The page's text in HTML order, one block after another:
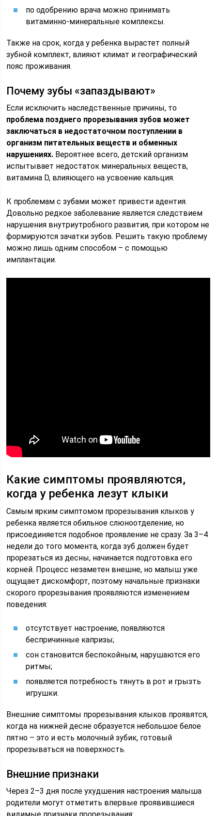
по одобрению врача можно принимать
витаминно-минеральные комплексы.
Также на срок, когда у ребенка вырастет полный
зубной комплект, влияют климат и географический
пояс проживания.
Почему зубы «запаздывают»
Если исключить наследственные причины, то
проблема позднего прорезывания зубов может
заключаться в недостаточном поступлении в
организм питательных веществ и обменных
нарушениях. Вероятнее всего, детский организм
испытывает недостаток минеральных веществ,
витамина D, влияющего на усвоение кальция.
К проблемам с зубами может привести адентия.
Довольно редкое заболевание является следствием
нарушения внутриутробного развития, при котором не
формируются зачатки зубов. Решить такую проблему
можно лишь одним способом – с помощью
имплантации.
Какие симптомы проявляются,
когда у ребенка лезут клыки
Самым ярким симптомом прорезывания клыков у
ребенка является обильное слюноотделение, но
присоединяется подобное проявление не сразу. За 3–4
недели до того момента, когда зуб должен будет
прорезаться из десны, начинается подготовка его
корней. Процесс незаметен внешне, но малыш уже
ощущает дискомфорт, поэтому начальные признаки
скорого прорезывания проявляются изменением
поведения:
отсутствует настроение, появляются
беспричинные капризы;
сон становится беспокойным, нарушаются его
ритмы;
появляется потребность тянуть в рот и грызть
игрушки.
Внешние симптомы прорезывания клыков проявятся,
когда на нижней десне образуется небольшое белое
пятно – это и есть молочный зубик, готовый
прорезываться на поверхность.
Внешние признаки
Через 2–3 дня после ухудшения настроения малыша
родители могут отметить впервые проявившиеся